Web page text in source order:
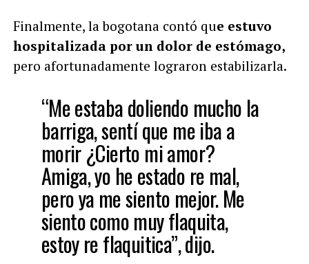
Finalmente, la bogotana contó que estuvo
hospitalizada por un dolor de estómago,
pero afortunadamente lograron estabilizarla.
“Me estaba doliendo mucho la
barriga, sentí que me iba a
morir ¿Cierto mi amor?
Amiga, yo he estado re mal,
pero ya me siento mejor. Me
siento como muy flaquita,
estoy re flaquitica”, dijo.